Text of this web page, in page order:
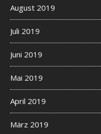
i
c
e
s
f
r
o
m
t
h
e
August 2019
Juli 2019
Juni 2019
Mai 2019
April 2019
März 2019